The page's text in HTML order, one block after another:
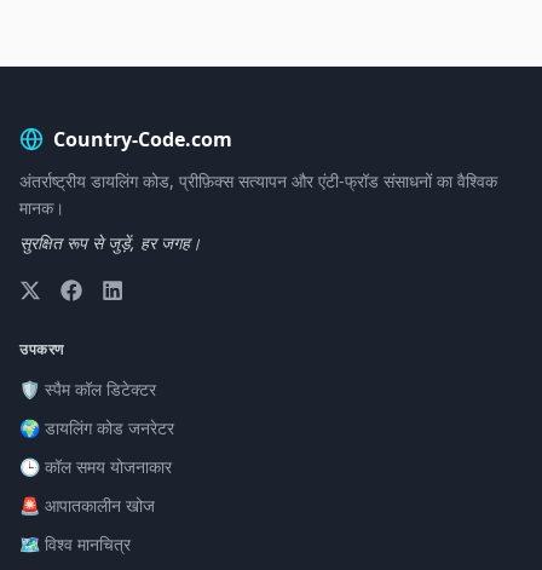
Country-Code.com
अंतर्राष्ट्रीय डायलिंग कोड, प्रीफ़िक्स सत्यापन और एंटी-फ्रॉड संसाधनों का वैश्विक
मानक।
सुरक्षित रूप से जुड़ें, हर जगह।
उपकरण
🛡️ स्पैम कॉल डिटेक्टर
🌍 डायलिंग कोड जनरेटर
🕒 कॉल समय योजनाकार
🚨 आपातकालीन खोज
🗺️ विश्व मानचित्र